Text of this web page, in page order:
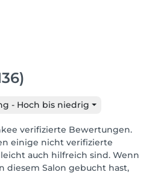
- Hoch bis niedrig
verifizierte Bewertungen.
einige nicht verifizierte
auch hilfreich sind. Wenn
diesem Salon gebucht hast,